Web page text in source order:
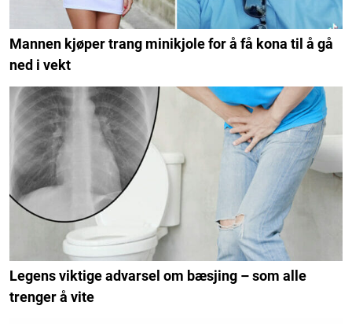
Mannen kjøper trang minikjole for å få kona til å gå
ned i vekt
Legens viktige advarsel om bæsjing – som alle
trenger å vite